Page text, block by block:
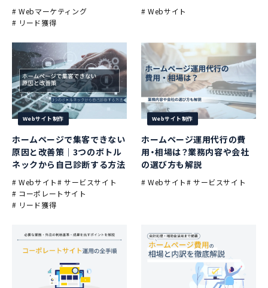
# Webマーケティング
# リード獲得
# Webサイト
Webサイト制作
ホームページで集客できない
原因と改善策｜3つのボトル
ネックから自己診断する方法
# Webサイト# サービスサイト
# コーポレートサイト
# リード獲得
Webサイト制作
ホームページ運用代行の費
用・相場は？業務内容や会社
の選び方も解説
# Webサイト# サービスサイト